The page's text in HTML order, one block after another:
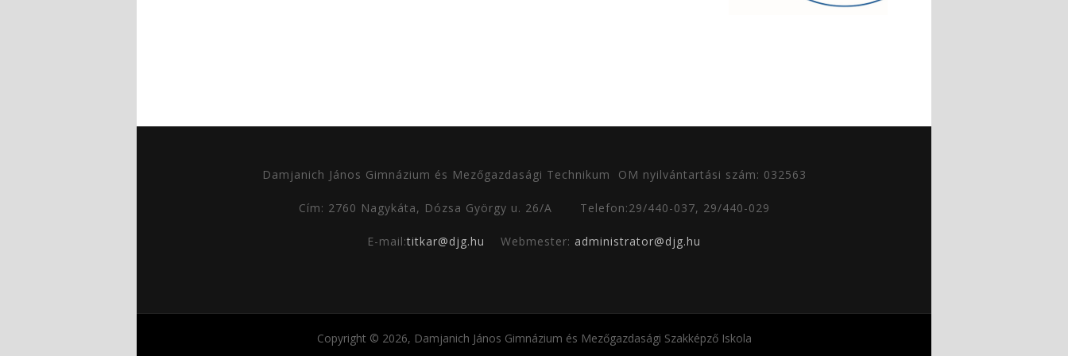
Damjanich János Gimnázium és Mezőgazdasági Technikum OM nyilvántartási szám: 032563
Cím: 2760 Nagykáta, Dózsa György u. 26/A Telefon:29/440-037, 29/440-029
E-mail:titkar@djg.hu Webmester: administrator@djg.hu
Copyright © 2026, Damjanich János Gimnázium és Mezőgazdasági Szakképző Iskola